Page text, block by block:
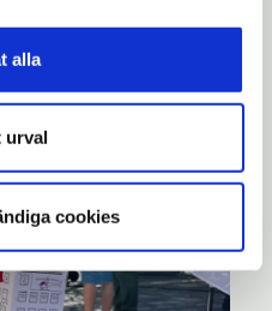
alla
urval
cookies